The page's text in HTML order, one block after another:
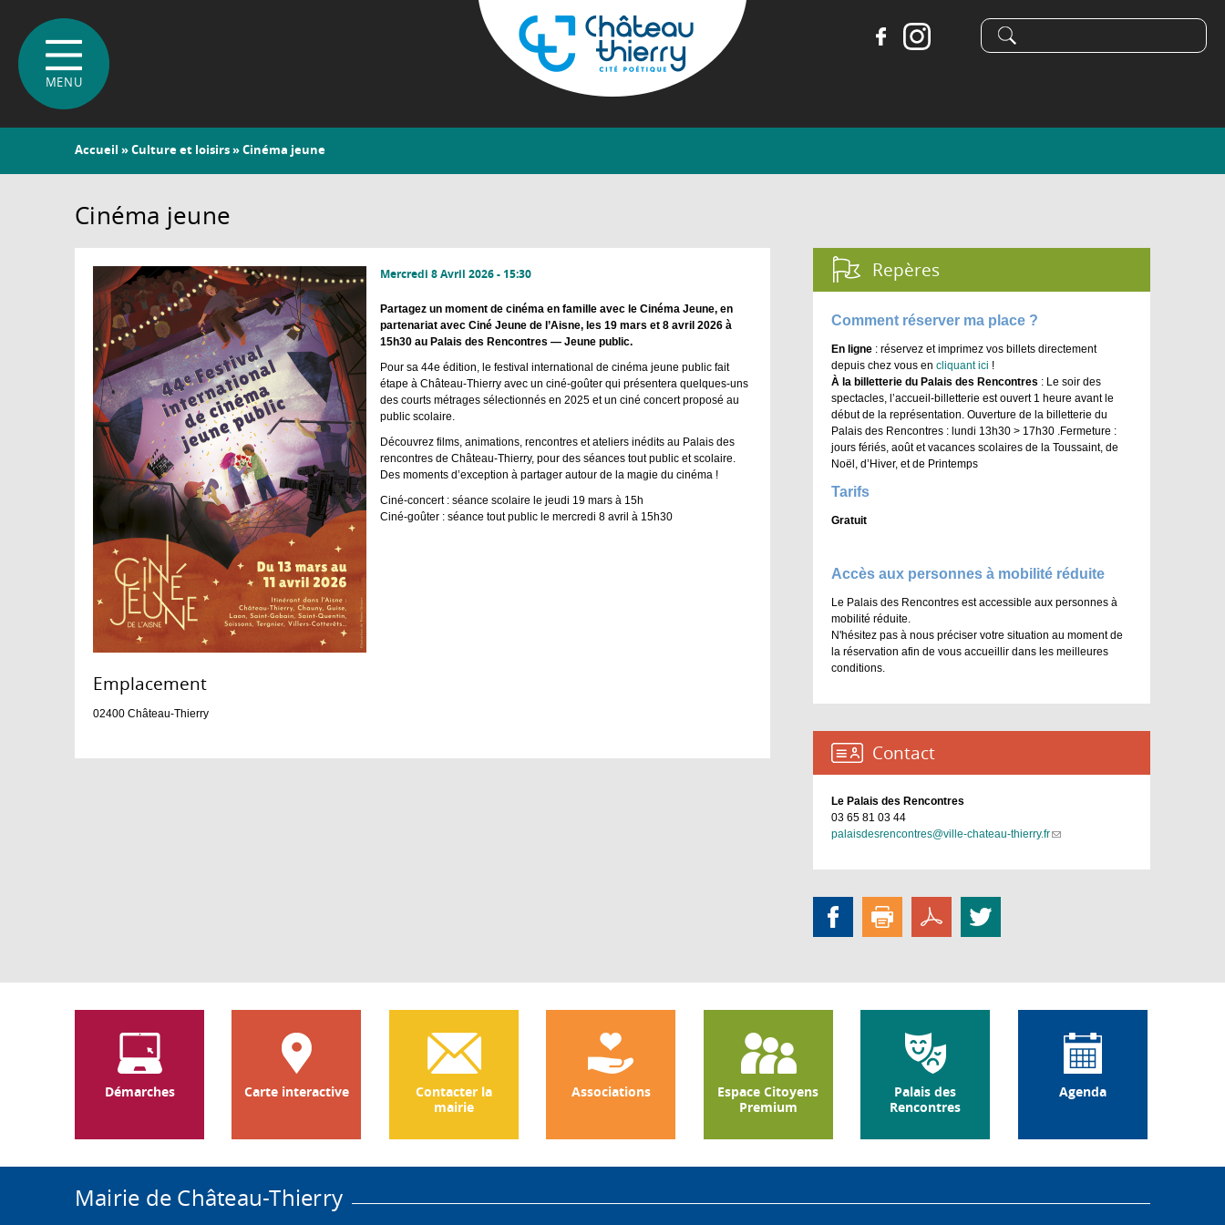
au
contenu
principal
Formulaire
de
Château-
Thierry
Vous
êtes
Accueil »Culture et loisirs» Cinéma jeune
Cinéma jeune
Mercredi 8 Avril 2026 - 15:30
Partagez un moment de cinéma en famille avec le Cinéma Jeune, en
partenariat avec Ciné Jeune de l’Aisne, les 19 mars et 8 avril 2026 à
15h30 au Palais des Rencontres — Jeune public.
Pour sa 44e édition, le festival international de cinéma jeune public fait
étape à Château-Thierry avec un ciné-goûter qui présentera quelques-uns
des courts métrages sélectionnés en 2025 et un ciné concert proposé au
public scolaire.
Découvrez films, animations, rencontres et ateliers inédits au Palais des
rencontres de Château-Thierry, pour des séances tout public et scolaire.
Des moments d’exception à partager autour de la magie du cinéma !
Ciné-concert : séance scolaire le jeudi 19 mars à 15h
Ciné-goûter : séance tout public le mercredi 8 avril à 15h30
Emplacement :
02400 Château-Thierry
Repères :
Comment réserver ma place ?
En ligne : réservez et imprimez vos billets directement
depuis chez vous encliquant ici !
À la billetterie du Palais des Rencontres : Le soir des
spectacles, l’accueil-billetterie est ouvert 1 heure avant le
début de la représentation. Ouverture de la billetterie du
Palais des Rencontres : lundi 13h30 > 17h30 .Fermeture :
jours fériés, août et vacances scolaires de la Toussaint, de
Noël, d’Hiver, et de Printemps
Tarifs
Gratuit
Accès aux personnes à mobilité réduite
Le Palais des Rencontres est accessible aux personnes à
mobilité réduite.
N'hésitez pas à nous préciser votre situation au moment de
la réservation afin de vous accueillir dans les meilleures
conditions.
Contact :
Le Palais des Rencontres
03 65 81 03 44
palaisdesrencontres@ville-chateau-thierry.fr(link
Démarches Carte interactive
Contacter la
mairie
Associations
Espace Citoyens
Premium
Palais des
Rencontres
Agenda
Mairie de Château-Thierry